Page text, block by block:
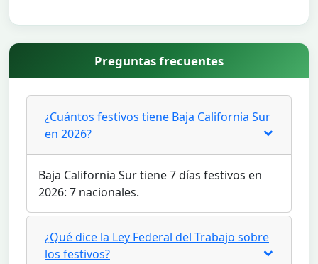
Preguntas frecuentes
¿Cuántos festivos tiene Baja California Sur
en 2026?
Baja California Sur tiene 7 días festivos en
2026: 7 nacionales.
¿Qué dice la Ley Federal del Trabajo sobre
los festivos?